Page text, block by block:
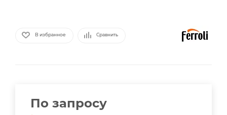
В избранное Сравнить
По запросу